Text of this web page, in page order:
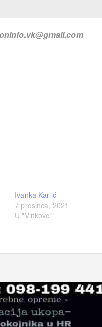
Ivanka Karlić
7 prosinca, 2021
U "Vinkovci"